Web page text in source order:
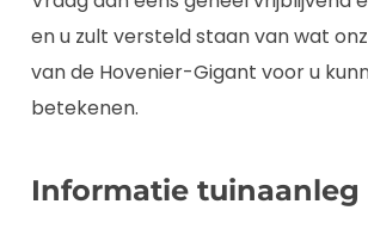
en u zult versteld staan van wat
van de Hovenier-Gigant voor u
betekenen.
Informatie tuinaanleg